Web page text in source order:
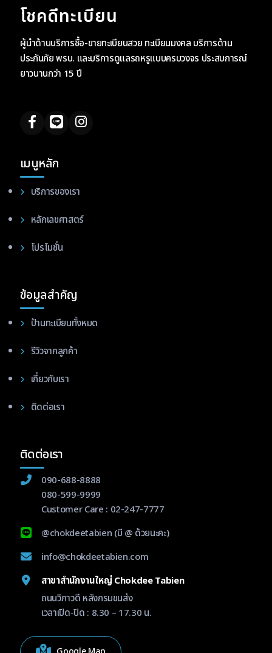
โชคดีทะเบียน
ผู้นำด้านบริการซื้อ-ขายทะเบียนสวย ทะเบียนมงคล บริการด้าน
ประกันภัย พรบ. และบริการดูแลรถหรูแบบครบวงจร ประสบการณ์
ยาวนานกว่า 15 ปี
เมนูหลัก
บริการของเรา
หลักเลขศาสตร์
โปรโมชั่น
ข้อมูลสำคัญ
ป้านทะเบียนทั้งหมด
รีวิวจากลูกค้า
เกี่ยวกับเรา
ติดต่อเรา
ติดต่อเรา
090-688-8888
080-599-9999
Customer Care : 02-247-7777
@chokdeetabien (มี @ ด้วยนะคะ)
info@chokdeetabien.com
สาขาสำนักงานใหญ่ Chokdee Tabien
ถนนวิภาวดี หลังกรมขนส่ง
เวลาเปิด-ปิด : 8.30 – 17.30 น.